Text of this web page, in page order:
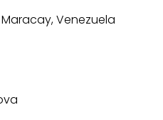
Venezuela